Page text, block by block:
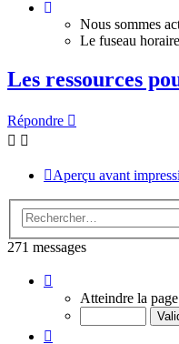
Nous sommes
Le fuseau
Les ressources
Répondre
Aperçu avant
271 messages
24
sur
Atteindre la